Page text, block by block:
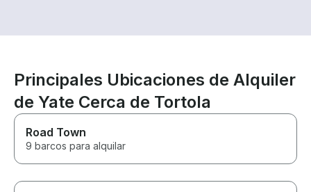
Principales Ubicaciones de Alquiler
de Yate Cerca de Tortola
Road Town
9 barcos para alquilar